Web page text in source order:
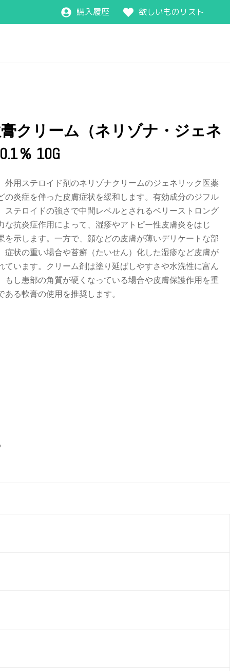
購入履歴 欲しいものリスト
クリーム（ネリゾナ・ジェネ
％ 10G
外用ステロイド剤のネリゾナクリームのジェネリック医薬
の炎症を伴った皮膚症状を緩和します。有効成分のジフル
ステロイドの強さで中間レベルとされるベリーストロング
抗炎症作用によって、湿疹やアトピー性皮膚炎をはじ
を示します。一方で、顔などの皮膚が薄いデリケートな部
症状の重い場合や苔癬（たいせん）化した湿疹など皮膚が
ています。クリーム剤は塗り延ばしやすさや水洗性に富ん
もし患部の角質が硬くなっている場合や皮膚保護作用を重
る軟膏の使用を推奨します。